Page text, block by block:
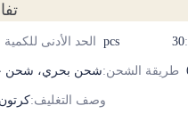
الحد الأدنى 10,000pcs :
طريقة الشحن:شحن بحري، شحن
وصف التغليف: